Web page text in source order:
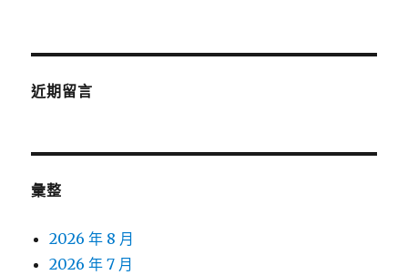
近期留言
彙整
2026 年 8 月
2026 年 7 月